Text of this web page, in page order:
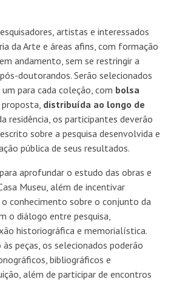
artistas e interessados
da Arte e áreas afins, com formação
andamento, sem se restringir a
doutorandos. Serão selecionados
para cada coleção, com bolsa
distribuída ao longo de
residência, os participantes deverão
sobre a pesquisa desenvolvida e
pública de seus resultados.
aprofundar o estudo das obras e
Museu, além de incentivar
conhecimento sobre o conjunto da
o diálogo entre pesquisa,
historiográfica e memorialística.
peças, os selecionados poderão
bibliográficos e
além de participar de encontros